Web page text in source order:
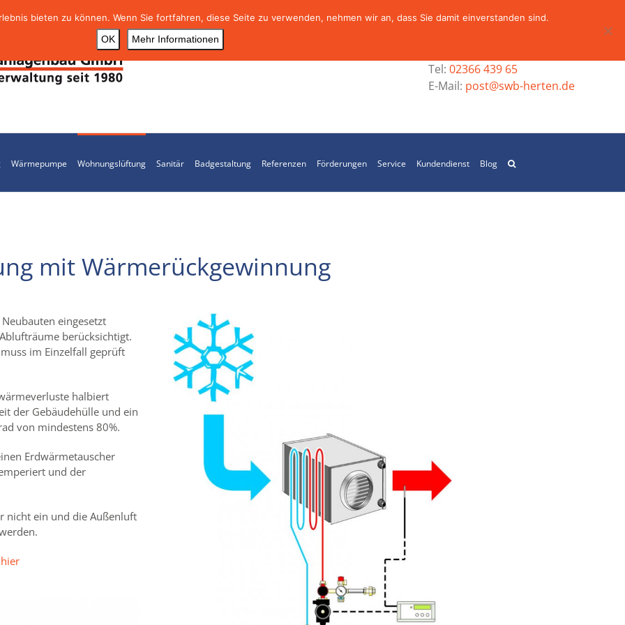
Tel: 02366 439 65
E-Mail: post@swb-herten.de
Wärmepumpe Wohnungslüftung Sanitär Badgestaltung Referenzen Förderungen Service Kundendienst Blog
mit Wärmerückgewinnung
eingesetzt
berücksichtigt.
im Einzelfall geprüft
halbiert
der Gebäudehülle und ein
von mindestens 80%.
Erdwärmetauscher
und der
nicht ein und die Außenluft
hier
bieten zu können. Wenn Sie fortfahren, diese Seite zu verwenden, nehmen wir an, dass Sie damit einverstanden sind.
OK
Mehr Informationen